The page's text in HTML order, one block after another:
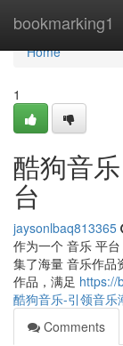
bookmarking1
Home
Home
1
酷狗音
台
jaysonlbaq813365
作为一个 音乐 平
集了海量 音乐作品
作品，满足 https://
酷狗音乐-引领音乐
Comments